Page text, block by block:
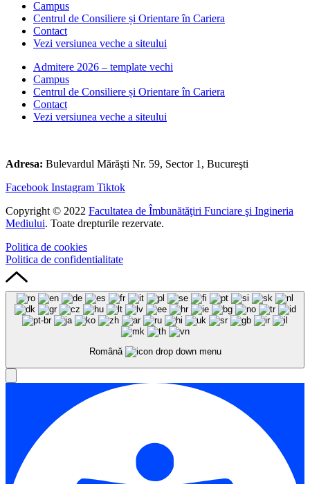
Campus
Centrul de Consiliere și Orientare în Cariera
Contact
Vezi versiunea veche a siteului
Admitere 2026 – template vechi
Campus
Centrul de Consiliere și Orientare în Cariera
Contact
Vezi versiunea veche a siteului
Adresa: Bulevardul Mărăşti Nr. 59, Sector 1, Bucureşti
Facebook Instagram Tiktok
Copyright © 2022 Facultatea de Îmbunătăţiri Funciare şi Ingineria
Mediului. Toate drepturile rezervate.
Politica de cookies
Politica de confidentialitate
Română